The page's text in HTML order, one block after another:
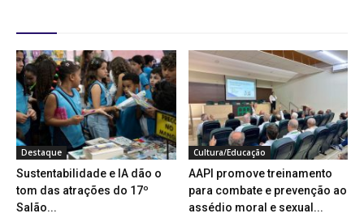
Destaque
Sustentabilidade e IA dão o
tom das atrações do 17º
Salão...
Cultura/Educação
AAPI promove treinamento
para combate e prevenção ao
assédio moral e sexual...